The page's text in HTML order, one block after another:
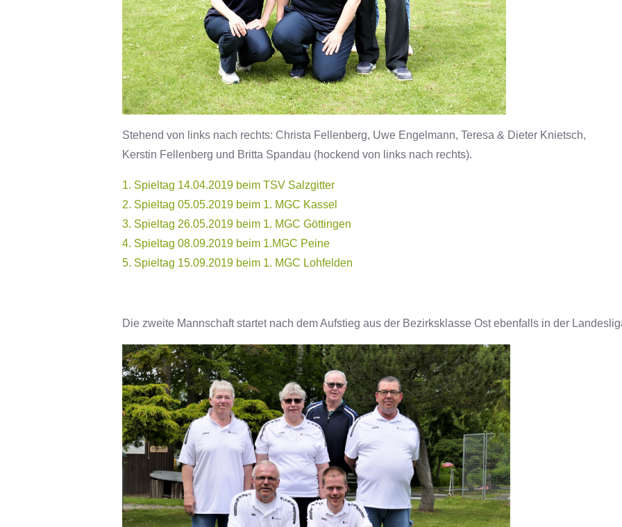
Stehend von links nach rechts: Christa Fellenberg, Uwe Engelmann, Teresa & Dieter Knietsch,
Kerstin Fellenberg und Britta Spandau (hockend von links nach rechts).
1. Spieltag 14.04.2019 beim TSV Salzgitter
2. Spieltag 05.05.2019 beim 1. MGC Kassel
3. Spieltag 26.05.2019 beim 1. MGC Göttingen
4. Spieltag 08.09.2019 beim 1.MGC Peine
5. Spieltag 15.09.2019 beim 1. MGC Lohfelden
Die zweite Mannschaft startet nach dem Aufstieg aus der Bezirksklasse Ost ebenfalls in der